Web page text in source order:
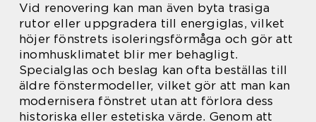
Vid renovering kan man även byta trasiga
rutor eller uppgradera till energiglas, vilket
höjer fönstrets isoleringsförmåga och gör att
inomhusklimatet blir mer behagligt.
Specialglas och beslag kan ofta beställas till
äldre fönstermodeller, vilket gör att man kan
modernisera fönstret utan att förlora dess
historiska eller estetiska värde. Genom att